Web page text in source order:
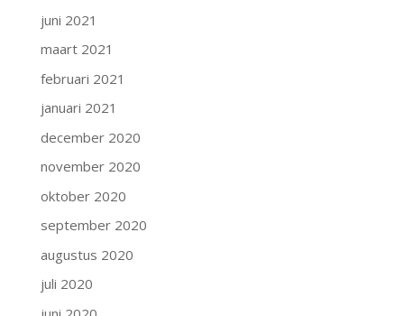
juni 2021
maart 2021
februari 2021
januari 2021
december 2020
november 2020
oktober 2020
september 2020
augustus 2020
juli 2020